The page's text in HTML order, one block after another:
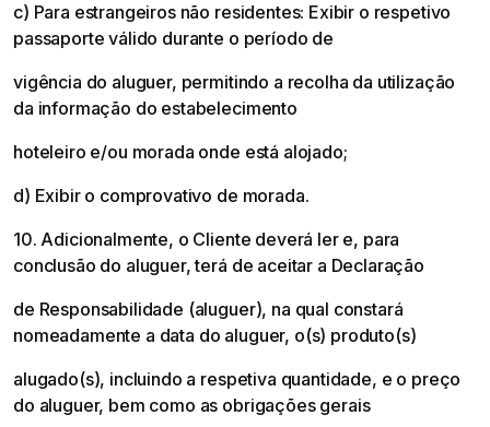
c) Para estrangeiros não residentes: Exibir o respetivo
passaporte válido durante o período de
vigência do aluguer, permitindo a recolha da utilização
da informação do estabelecimento
hoteleiro e/ou morada onde está alojado;
d) Exibir o comprovativo de morada.
10. Adicionalmente, o Cliente deverá ler e, para
conclusão do aluguer, terá de aceitar a Declaração
de Responsabilidade (aluguer), na qual constará
nomeadamente a data do aluguer, o(s) produto(s)
alugado(s), incluindo a respetiva quantidade, e o preço
do aluguer, bem como as obrigações gerais